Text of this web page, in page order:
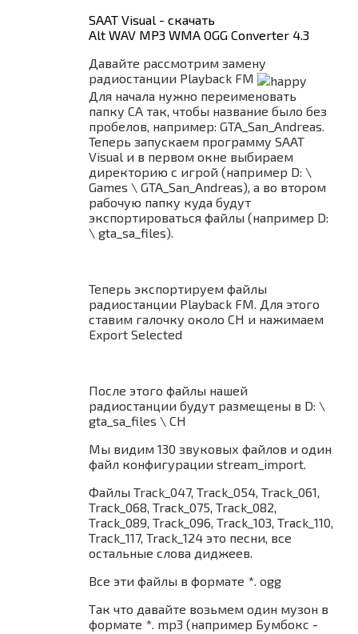
SAAT Visual - скачать
Alt WAV MP3 WMA OGG Converter 4.3
Давайте рассмотрим замену
радиостанции Playback FM
Для начала нужно переименовать
папку СА так, чтобы название было без
пробелов, например: GTA_San_Andreas.
Теперь запускаем программу SAAT
Visual и в первом окне выбираем
директорию с игрой (например D: \
Games \ GTA_San_Andreas), а во втором
рабочую папку куда будут
экспортироваться файлы (например D:
\ gta_sa_files).
Теперь экспортируем файлы
радиостанции Playback FM. Для этого
ставим галочку около CH и нажимаем
Export Selected
После этого файлы нашей
радиостанции будут размещены в D: \
gta_sa_files \ CH
Мы видим 130 звуковых файлов и один
файл конфигурации stream_import.
Файлы Track_047, Track_054, Track_061,
Track_068, Track_075, Track_082,
Track_089, Track_096, Track_103, Track_110,
Track_117, Track_124 это песни, все
остальные слова диджеев.
Все эти файлы в формате *. ogg
Так что давайте возьмем один музон в
формате *. mp3 (например Бумбокс -